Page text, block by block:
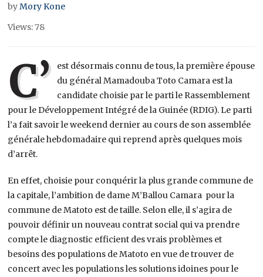
byMory Kone
Views: 78
C’
est désormais connu de tous, la première épouse
du général Mamadouba Toto Camara est la
candidate choisie par le parti le Rassemblement
pour le Développement Intégré de la Guinée (RDIG). Le parti
l’a fait savoir le weekend dernier au cours de son assemblée
générale hebdomadaire qui reprend après quelques mois
d’arrêt.
En effet, choisie pour conquérir la plus grande commune de
la capitale, l’ambition de dame M’Ballou Camara pour la
commune de Matoto est de taille. Selon elle, il s’agira de
pouvoir définir un nouveau contrat social qui va prendre
compte le diagnostic efficient des vrais problèmes et
besoins des populations de Matoto en vue de trouver de
concert avec les populations les solutions idoines pour le